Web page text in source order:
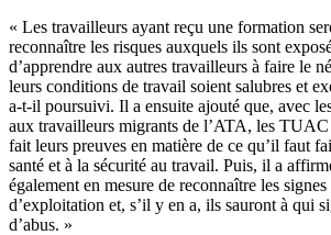
« Les travailleurs ayant reçu une formation
reconnaître les risques auxquels ils sont
d’apprendre aux autres travailleurs à faire le
leurs conditions de travail soient salubres et
a-t-il poursuivi. Il a ensuite ajouté que, avec
aux travailleurs migrants de l’ATA, les
fait leurs preuves en matière de ce qu’il faut
santé et à la sécurité au travail. Puis, il a
également en mesure de reconnaître les
d’exploitation et, s’il y en a, ils sauront à qui
d’abus. »